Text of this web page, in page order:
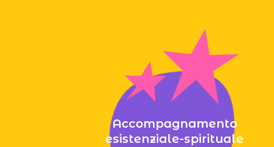
Accompagnamento
esistenziale-spirituale